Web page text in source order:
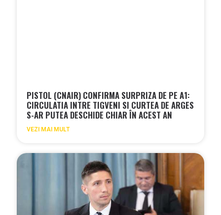
PISTOL (CNAIR) CONFIRMA SURPRIZA DE PE A1:
CIRCULATIA INTRE TIGVENI SI CURTEA DE ARGES
S-AR PUTEA DESCHIDE CHIAR ÎN ACEST AN
VEZI MAI MULT